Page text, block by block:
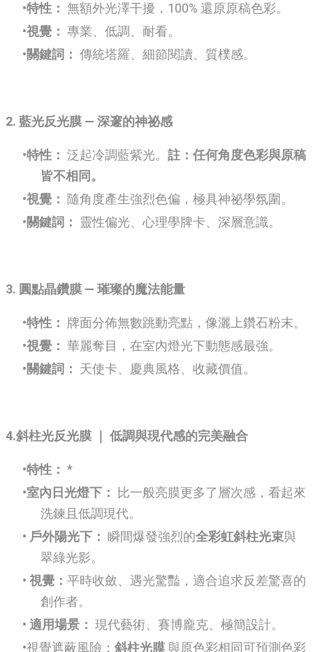
特性： 無額外光澤干擾，100% 還原原稿色彩。
視覺： 專業、低調、耐看。
關鍵詞： 傳統塔羅、細節閱讀、質樸感。
2. 藍光反光膜 — 深邃的神祕感
特性： 泛起冷調藍紫光。 註：任何角度色彩與原稿
皆不相同。
視覺：
隨角度產生強烈色偏，極具神祕學氛圍。
關鍵詞：
靈性偏光、心理學牌卡、深層意識。
3. 圓點晶鑽膜 — 璀璨的魔法能量
特性： 牌面分佈無數跳動亮點，像灑上鑽石粉末。
視覺： 華麗奪目，在室內燈光下動態感最強。
關鍵詞： 天使卡、慶典風格、收藏價值。
4.斜柱光反光膜 ｜ 低調與現代感的完美融合
特性： *
室內日光燈下：
比一般亮膜更多了層次感，看起來
洗鍊且低調現代。
戶外陽光下： 瞬間爆發強烈的全彩虹斜柱光束與
翠綠光影。
視覺： 平時收斂、遇光驚豔，適合追求反差驚喜的
創作者。
適用場景： 現代藝術、賽博龐克、極簡設計。
視覺遮蔽風險： 斜柱光膜與原色彩相同可預測色彩